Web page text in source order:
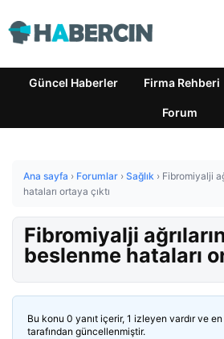
Güncel Haberler Firma Rehberi
Forum
Ana sayfa › Forumlar › Sağlık › Fibromiyalji
hataları ortaya çıktı
Fibromiyalji
beslenme hataları
Bu konu 0 yanıt içerir, 1 izleyen vardır ve en
tarafından güncellenmiştir.